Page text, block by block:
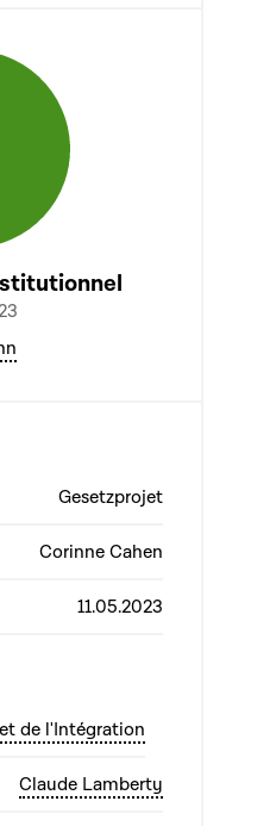
Gesetzprojet
Corinne Cahen
11.05.2023
de l'Intégration
Claude Lamberty